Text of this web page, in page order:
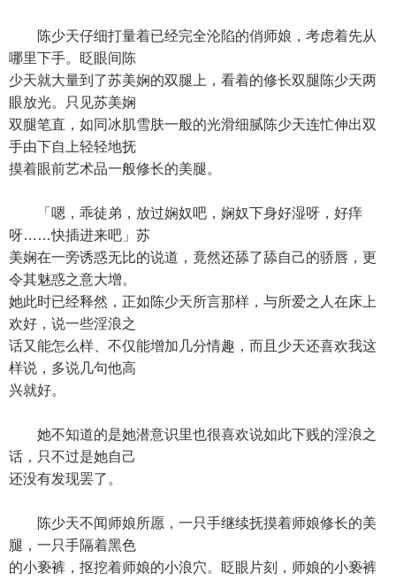
陈少天仔细打量着已经完全沦陷的俏师娘，考虑着先从
哪里下手。眨眼间陈
少天就大量到了苏美娴的双腿上，看着的修长双腿陈少天两
眼放光。只见苏美娴
双腿笔直，如同冰肌雪肤一般的光滑细腻陈少天连忙伸出双
手由下自上轻轻地抚
摸着眼前艺术品一般修长的美腿。
「嗯，乖徒弟，放过娴奴吧，娴奴下身好湿呀，好痒
呀……快插进来吧」苏
美娴在一旁诱惑无比的说道，竟然还舔了舔自己的骄唇，更
令其魅惑之意大增。
她此时已经释然，正如陈少天所言那样，与所爱之人在床上
欢好，说一些淫浪之
话又能怎么样、不仅能增加几分情趣，而且少天还喜欢我这
样说，多说几句他高
兴就好。
她不知道的是她潜意识里也很喜欢说如此下贱的淫浪之
话，只不过是她自己
还没有发现罢了。
陈少天不闻师娘所愿，一只手继续抚摸着师娘修长的美
腿，一只手隔着黑色
的小亵裤，抠挖着师娘的小浪穴。眨眼片刻，师娘的小亵裤